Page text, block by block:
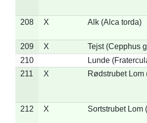
208 X Alk (Alca torda)
209 X
Tejst (Cepphus
210
Lunde
211
X Rødstrubet Lom
212 X Sortstrubet Lom